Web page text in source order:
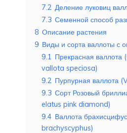
7.2 Деление луковиц
7.3 Семенной способ
8 Описание растения
9 Виды и сорта валлоты с
9.1 Прекрасная
vallota speciosa)
9.2 Пурпурная валлота
9.3 Сорт Розовый
elatus pink diamond)
9.4 Валлота
brachyscyphus)